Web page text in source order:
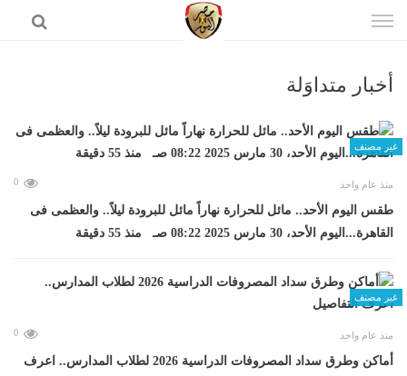
الى
أخبار متداوَلة
غير مصنف
منذ عام واحد 0
طقس اليوم الأحد.. مائل للحرارة نهاراً مائل للبرودة ليلاً.. والعظمى فى
القاهرة...اليوم الأحد، 30 مارس 2025 08:22 صـ منذ 55 دقيقة
غير مصنف
منذ عام واحد 0
أماكن وطرق سداد المصروفات الدراسية 2026 لطلاب المدارس.. اعرف